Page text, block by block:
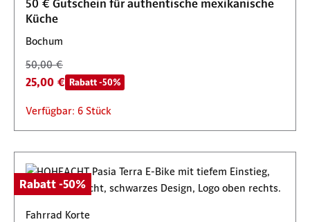
50 € Gutschein für authentische mexikanische
Küche
Bochum
50,00 €
25,00 € Rabatt -50%
Verfügbar: 6 Stück
Rabatt -50%
Fahrrad Korte